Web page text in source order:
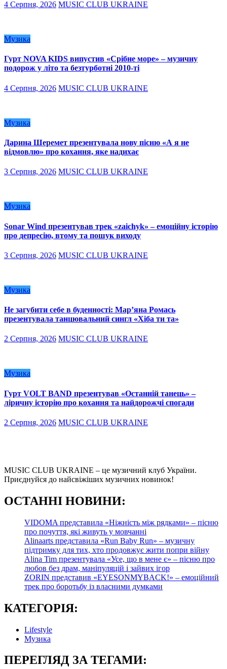
4 Серпня, 2026 MUSIC CLUB UKRAINE
Музика
Гурт NOVA KIDS випустив «Срібне море» – музичну
подорож у літо та безтурботні 2010-ті
4 Серпня, 2026 MUSIC CLUB UKRAINE
Музика
Дарина Шеремет презентувала нову пісню «А я не
відмовлю» про кохання, яке надихає
3 Серпня, 2026 MUSIC CLUB UKRAINE
Музика
Sonar Wind презентував трек «zaichyk» – емоційну історію
про депресію, втому та пошук виходу
3 Серпня, 2026 MUSIC CLUB UKRAINE
Музика
Не загубити себе в буденності: Мар’яна Ромась
презентувала танцювальний сингл «Хіба ти та»
2 Серпня, 2026 MUSIC CLUB UKRAINE
Музика
Гурт VOLT BAND презентував «Останній танець» –
ліричну історію про кохання та найдорожчі спогади
2 Серпня, 2026 MUSIC CLUB UKRAINE
MUSIC CLUB UKRAINE – це музичний клуб України.
Приєднуйся до найсвіжіших музичних новинок!
ОСТАННІ НОВИНИ:
VIDOMA представила «Ніжність між рядками» – пісню
про почуття, які живуть у мовчанні
Alinaarts представила «Run Baby Run» – музичну
підтримку для тих, хто продовжує жити попри війну
Alina Tim презентувала «Усе, що в мене є» – пісню про
любов без драм, маніпуляцій і зайвих ігор
ZORIN представив «EYESONMYBACK!» – емоційний
трек про боротьбу із власними думками
КАТЕГОРІЯ:
Lifestyle
Музика
ПЕРЕГЛЯД ЗА ТЕГАМИ: